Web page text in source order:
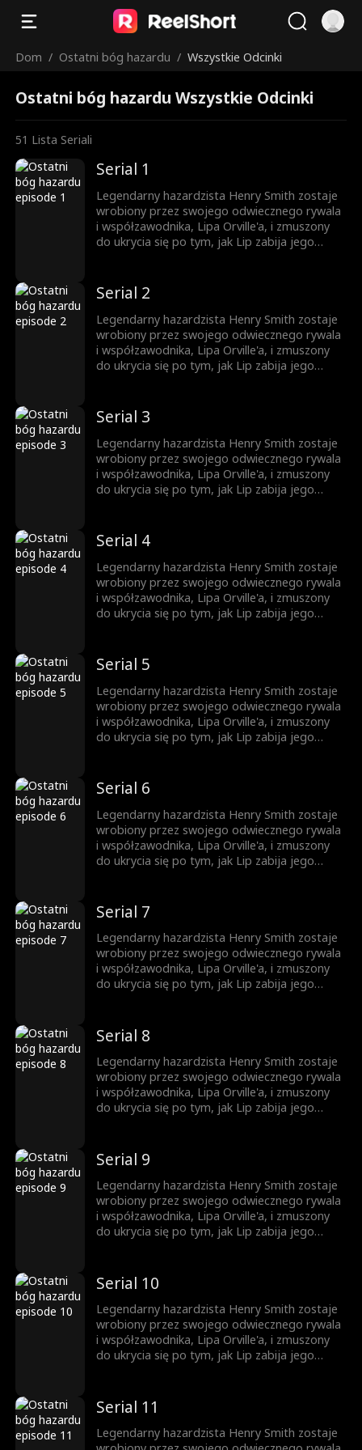
Dom / Ostatni bóg hazardu / Wszystkie Odcinki
Ostatni bóg hazardu Wszystkie Odcinki
51 Lista Seriali
Serial 1
Legendarny hazardzista Henry Smith zostaje
wrobiony przez swojego odwiecznego rywala
i współzawodnika, Lipa Orville'a, i zmuszony
do ukrycia się po tym, jak Lip zabija jego
tożsamość — Carla, woźnego w podziemnym
kasynie (oficjalnie speakeasy) w Chicago. Ale
gdy Lip powraca, teraz sprzymierzony z mafią
i niesławnym bossem, Donem Bazzinim, Carl
zostaje wciągnięty z powrotem w
niebezpieczny świat hazardu. Jednocześnie
Serial 2
Legendarny hazardzista Henry Smith zostaje
wrobiony przez swojego odwiecznego rywala
i współzawodnika, Lipa Orville'a, i zmuszony
do ukrycia się po tym, jak Lip zabija jego
tożsamość — Carla, woźnego w podziemnym
kasynie (oficjalnie speakeasy) w Chicago. Ale
gdy Lip powraca, teraz sprzymierzony z mafią
i niesławnym bossem, Donem Bazzinim, Carl
zostaje wciągnięty z powrotem w
niebezpieczny świat hazardu. Jednocześnie
Serial 3
Legendarny hazardzista Henry Smith zostaje
wrobiony przez swojego odwiecznego rywala
i współzawodnika, Lipa Orville'a, i zmuszony
do ukrycia się po tym, jak Lip zabija jego
tożsamość — Carla, woźnego w podziemnym
kasynie (oficjalnie speakeasy) w Chicago. Ale
gdy Lip powraca, teraz sprzymierzony z mafią
i niesławnym bossem, Donem Bazzinim, Carl
zostaje wciągnięty z powrotem w
niebezpieczny świat hazardu. Jednocześnie
Serial 4
Legendarny hazardzista Henry Smith zostaje
wrobiony przez swojego odwiecznego rywala
i współzawodnika, Lipa Orville'a, i zmuszony
do ukrycia się po tym, jak Lip zabija jego
tożsamość — Carla, woźnego w podziemnym
kasynie (oficjalnie speakeasy) w Chicago. Ale
gdy Lip powraca, teraz sprzymierzony z mafią
i niesławnym bossem, Donem Bazzinim, Carl
zostaje wciągnięty z powrotem w
niebezpieczny świat hazardu. Jednocześnie
Serial 5
Legendarny hazardzista Henry Smith zostaje
wrobiony przez swojego odwiecznego rywala
i współzawodnika, Lipa Orville'a, i zmuszony
do ukrycia się po tym, jak Lip zabija jego
tożsamość — Carla, woźnego w podziemnym
kasynie (oficjalnie speakeasy) w Chicago. Ale
gdy Lip powraca, teraz sprzymierzony z mafią
i niesławnym bossem, Donem Bazzinim, Carl
zostaje wciągnięty z powrotem w
niebezpieczny świat hazardu. Jednocześnie
Serial 6
Legendarny hazardzista Henry Smith zostaje
wrobiony przez swojego odwiecznego rywala
i współzawodnika, Lipa Orville'a, i zmuszony
do ukrycia się po tym, jak Lip zabija jego
tożsamość — Carla, woźnego w podziemnym
kasynie (oficjalnie speakeasy) w Chicago. Ale
gdy Lip powraca, teraz sprzymierzony z mafią
i niesławnym bossem, Donem Bazzinim, Carl
zostaje wciągnięty z powrotem w
niebezpieczny świat hazardu. Jednocześnie
Serial 7
Legendarny hazardzista Henry Smith zostaje
wrobiony przez swojego odwiecznego rywala
i współzawodnika, Lipa Orville'a, i zmuszony
do ukrycia się po tym, jak Lip zabija jego
tożsamość — Carla, woźnego w podziemnym
kasynie (oficjalnie speakeasy) w Chicago. Ale
gdy Lip powraca, teraz sprzymierzony z mafią
i niesławnym bossem, Donem Bazzinim, Carl
zostaje wciągnięty z powrotem w
niebezpieczny świat hazardu. Jednocześnie
Serial 8
Legendarny hazardzista Henry Smith zostaje
wrobiony przez swojego odwiecznego rywala
i współzawodnika, Lipa Orville'a, i zmuszony
do ukrycia się po tym, jak Lip zabija jego
tożsamość — Carla, woźnego w podziemnym
kasynie (oficjalnie speakeasy) w Chicago. Ale
gdy Lip powraca, teraz sprzymierzony z mafią
i niesławnym bossem, Donem Bazzinim, Carl
zostaje wciągnięty z powrotem w
niebezpieczny świat hazardu. Jednocześnie
Serial 9
Legendarny hazardzista Henry Smith zostaje
wrobiony przez swojego odwiecznego rywala
i współzawodnika, Lipa Orville'a, i zmuszony
do ukrycia się po tym, jak Lip zabija jego
tożsamość — Carla, woźnego w podziemnym
kasynie (oficjalnie speakeasy) w Chicago. Ale
gdy Lip powraca, teraz sprzymierzony z mafią
i niesławnym bossem, Donem Bazzinim, Carl
zostaje wciągnięty z powrotem w
niebezpieczny świat hazardu. Jednocześnie
Serial 10
Legendarny hazardzista Henry Smith zostaje
wrobiony przez swojego odwiecznego rywala
i współzawodnika, Lipa Orville'a, i zmuszony
do ukrycia się po tym, jak Lip zabija jego
tożsamość — Carla, woźnego w podziemnym
kasynie (oficjalnie speakeasy) w Chicago. Ale
gdy Lip powraca, teraz sprzymierzony z mafią
Serial 11
Legendarny hazardzista Henry Smith zostaje